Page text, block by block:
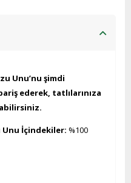
Unu’nu şimdi
ederek, tatlılarınıza
Unu İçindekiler: %100